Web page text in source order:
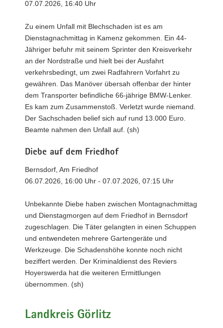
07.07.2026, 16:40 Uhr
Zu einem Unfall mit Blechschaden ist es am
Dienstagnachmittag in Kamenz gekommen. Ein 44-
Jähriger befuhr mit seinem Sprinter den Kreisverkehr
an der Nordstraße und hielt bei der Ausfahrt
verkehrsbedingt, um zwei Radfahrern Vorfahrt zu
gewähren. Das Manöver übersah offenbar der hinter
dem Transporter befindliche 66-jährige BMW-Lenker.
Es kam zum Zusammenstoß. Verletzt wurde niemand.
Der Sachschaden belief sich auf rund 13.000 Euro.
Beamte nahmen den Unfall auf. (sh)
Diebe auf dem Friedhof
Bernsdorf, Am Friedhof
06.07.2026, 16:00 Uhr - 07.07.2026, 07:15 Uhr
Unbekannte Diebe haben zwischen Montagnachmittag
und Dienstagmorgen auf dem Friedhof in Bernsdorf
zugeschlagen. Die Täter gelangten in einen Schuppen
und entwendeten mehrere Gartengeräte und
Werkzeuge. Die Schadenshöhe konnte noch nicht
beziffert werden. Der Kriminaldienst des Reviers
Hoyerswerda hat die weiteren Ermittlungen
übernommen. (sh)
Landkreis Görlitz